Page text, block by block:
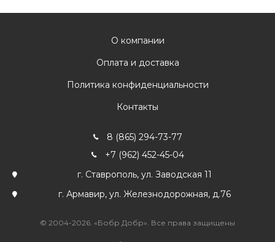
О компании
Оплата и доставка
Политика конфиденциальности
Контакты
8 (865) 294-73-77
+7 (962) 452-45-04
г. Ставрополь, ул. Заводская 11
г. Армавир, ул. Железнодорожная, д.76
© 2004-2026. «Бобр Добр». Все права защищены